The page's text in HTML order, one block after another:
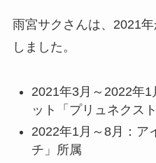
雨宮サクさんは、2021
しました。
2021年3月～2022年
ット「プリュネクス
2022年1月～8月：ア
チ」所属